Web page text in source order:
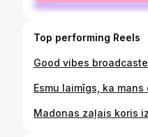
Top performing Reels